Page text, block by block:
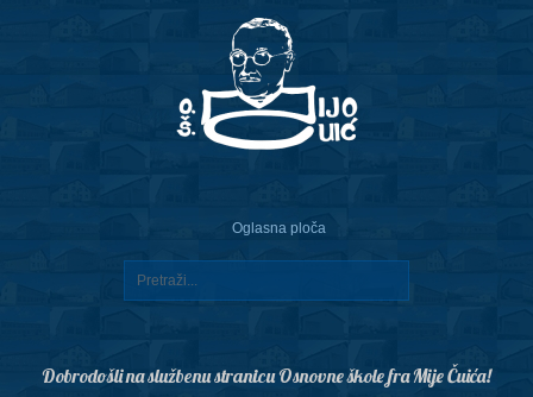
Oglasna ploča
Dobrodošli na službenu stranicu Osnovne škole fra Mije Čuića!